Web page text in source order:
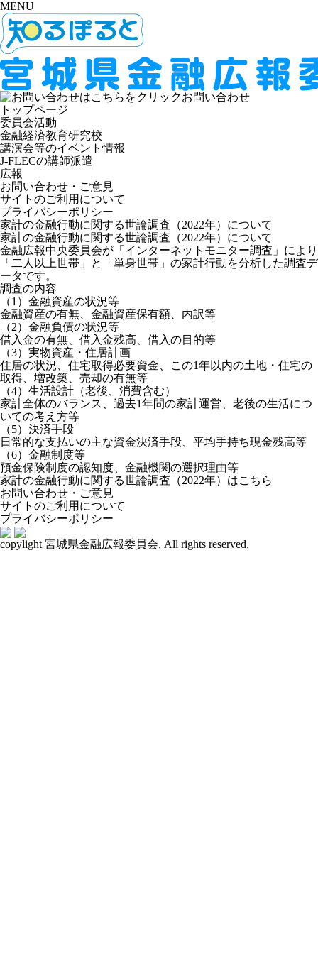
MENU
お問い合わせ
トップページ
委員会活動
金融経済教育研究校
講演会等のイベント情報
J-FLECの講師派遣
広報
お問い合わせ・ご意見
サイトのご利用について
プライバシーポリシー
家計の金融行動に関する世論調査（2022年）について
家計の金融行動に関する世論調査（2022年）について
金融広報中央委員会が「インターネットモニター調査」により
「二人以上世帯」と「単身世帯」の家計行動を分析した調査デ
ータです。
調査の内容
（1）金融資産の状況等
金融資産の有無、金融資産保有額、内訳等
（2）金融負債の状況等
借入金の有無、借入金残高、借入の目的等
（3）実物資産・住居計画
住居の状況、住宅取得必要資金、この1年以内の土地・住宅の
取得、増改築、売却の有無等
（4）生活設計（老後、消費含む）
家計全体のバランス、過去1年間の家計運営、老後の生活につ
いての考え方等
（5）決済手段
日常的な支払いの主な資金決済手段、平均手持ち現金残高等
（6）金融制度等
預金保険制度の認知度、金融機関の選択理由等
家計の金融行動に関する世論調査（2022年）はこちら
お問い合わせ・ご意見
サイトのご利用について
プライバシーポリシー
copylight 宮城県金融広報委員会, All rights reserved.